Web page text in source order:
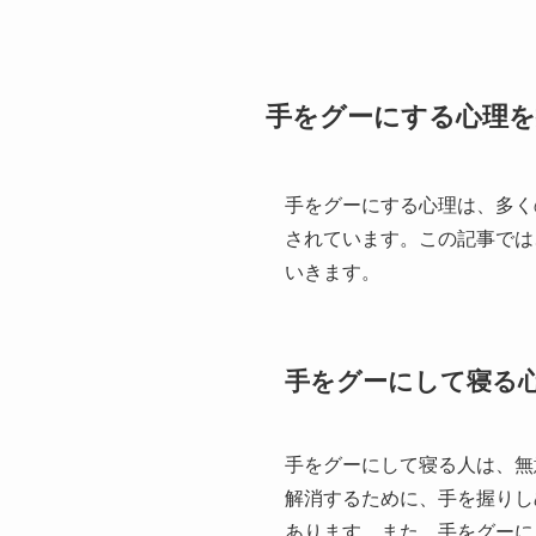
手をグーにする心理
手をグーにする心理は、多
されています。この記事で
いきます。
手をグーにして寝る
手をグーにして寝る人は、
解消するために、手を握り
あります。また、手をグー